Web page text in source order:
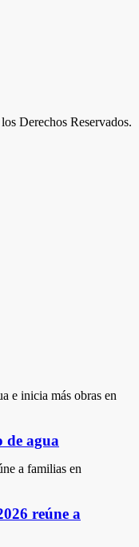
Derechos Reservados.
de agua
reúne a